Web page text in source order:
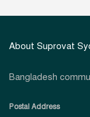
About Suprovat
Bangladesh
Postal Address